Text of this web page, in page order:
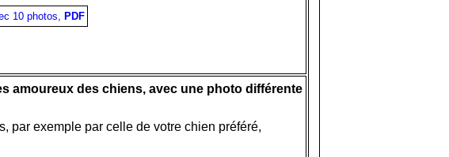
10 photos, PDF
amoureux des chiens, avec une photo différente
par exemple par celle de votre chien préféré,